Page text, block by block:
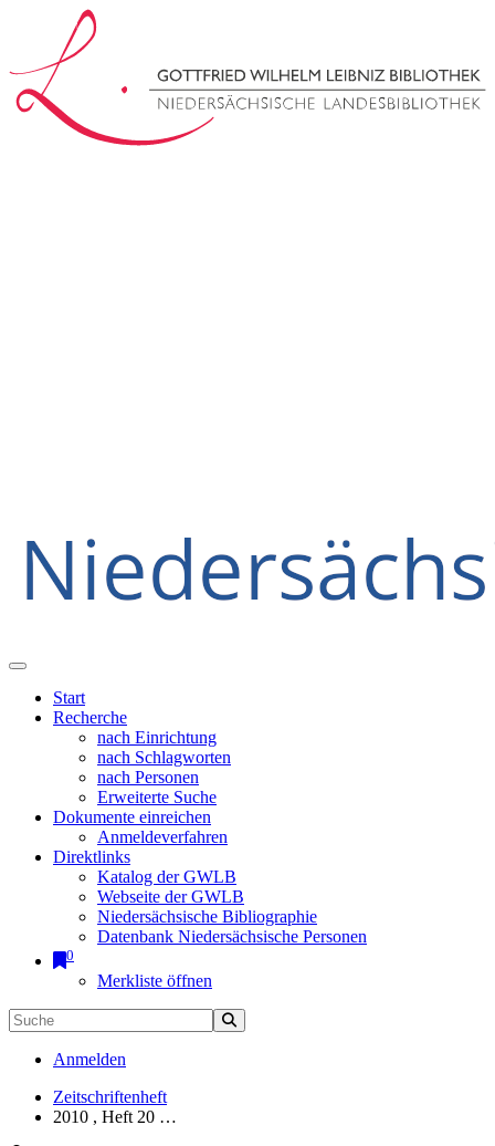
Start
Recherche
nach Einrichtung
nach Schlagworten
nach Personen
Erweiterte Suche
Dokumente einreichen
Anmeldeverfahren
Direktlinks
Katalog der GWLB
Webseite der GWLB
Niedersächsische Bibliographie
Datenbank Niedersächsische Personen
0
Merkliste öffnen
Anmelden
Zeitschriftenheft
2010 , Heft 20 …